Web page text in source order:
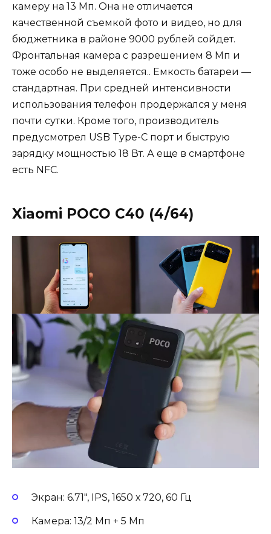
камеру на 13 Мп. Она не отличается
качественной съемкой фото и видео, но для
бюджетника в районе 9000 рублей сойдет.
Фронтальная камера с разрешением 8 Мп и
тоже особо не выделяется.. Емкость батареи —
стандартная. При средней интенсивности
использования телефон продержался у меня
почти сутки. Кроме того, производитель
предусмотрел USB Type-C порт и быструю
зарядку мощностью 18 Вт. А еще в смартфоне
есть NFC.
Xiaomi POCO C40 (4/64)
Экран: 6.71″, IPS, 1650 х 720, 60 Гц
Камера: 13/2 Мп + 5 Мп